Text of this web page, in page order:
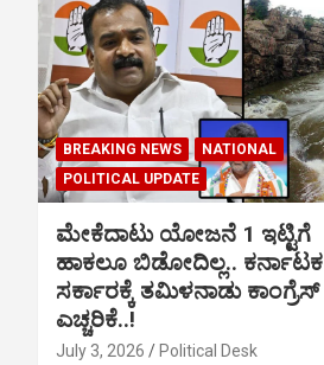
BREAKING NEWS
NATIONAL
POLITICAL UPDATE
ಮೇಕೆದಾಟು ಯೋಜನೆ 1 ಇಟ್ಟಿಗೆ
ಹಾಕಲೂ ಬಿಡೋದಿಲ್ಲ.. ಕರ್ನಾಟಕ
ಸರ್ಕಾರಕ್ಕೆ ತಮಿಳನಾಡು ಕಾಂಗ್ರೆಸ್
ಎಚ್ಚರಿಕೆ..!
July 3, 2026 Political Desk